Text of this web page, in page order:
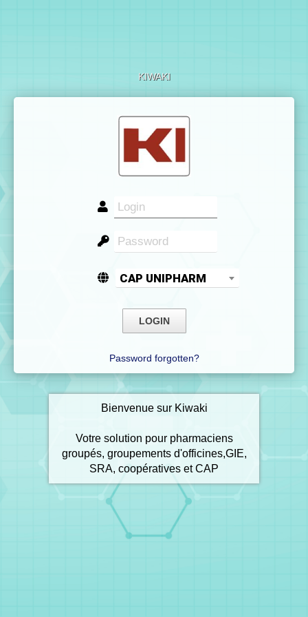
KIWAKI
CAP UNIPHARM
Password forgotten?
Bienvenue sur Kiwaki
Votre solution pour pharmaciens
groupés, groupements d'officines,GIE,
SRA, coopératives et CAP